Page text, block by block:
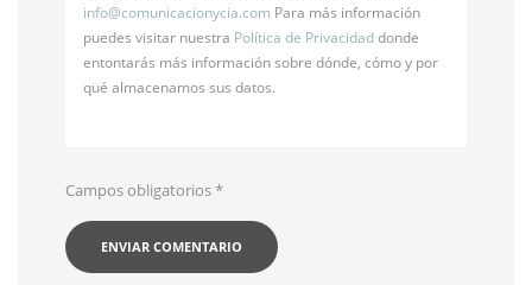
info@comunicacionycia.com Para más información
puedes visitar nuestra Política de Privacidaddonde
entontarás más información sobre dónde, cómo y por
qué almacenamos sus datos.
Campos obligatorios*